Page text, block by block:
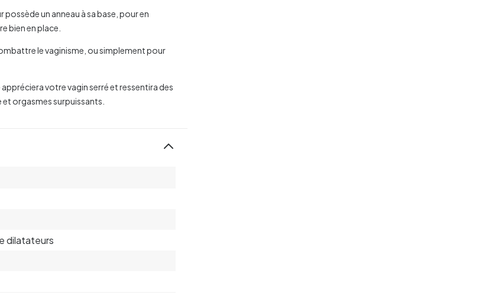
un anneau à sa base, pour en
bien en place.
le vaginisme, ou simplement pour
votre vagin serré et ressentira des
orgasmes surpuissants.
dilatateurs